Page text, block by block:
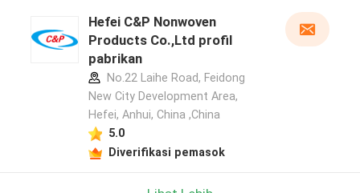
Hefei C&P Nonwoven
Products Co.,Ltd profil
pabrikan
No.22 Laihe Road, Feidong
New City Development Area,
Hefei, Anhui, China ,China
5.0
Diverifikasi pemasok